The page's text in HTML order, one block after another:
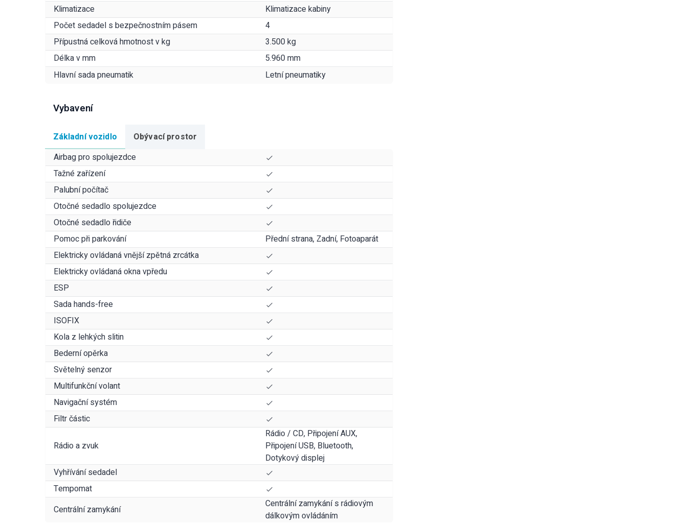
Klimatizace
Klimatizace kabiny
Počet sedadel s bezpečnostním pásem
4
Přípustná celková hmotnost v kg
3.500 kg
Délka v mm
5.960 mm
Hlavní sada pneumatik
Letní pneumatiky
Vybavení
Základní vozidlo
Obývací prostor
Airbag pro spolujezdce
Tažné zařízení
Palubní počítač
Otočné sedadlo spolujezdce
Otočné sedadlo řidiče
Pomoc při parkování
Přední strana, Zadní, Fotoaparát
Elektricky ovládaná vnější zpětná zrcátka
Elektricky ovládaná okna vpředu
ESP
Sada hands-free
ISOFIX
Kola z lehkých slitin
Bederní opěrka
Světelný senzor
Multifunkční volant
Navigační systém
Filtr částic
Rádio a zvuk
Rádio / CD, Připojení AUX,
Připojení USB, Bluetooth,
Dotykový displej
Vyhřívání sedadel
Tempomat
Centrální zamykání
Centrální zamykání s rádiovým
dálkovým ovládáním